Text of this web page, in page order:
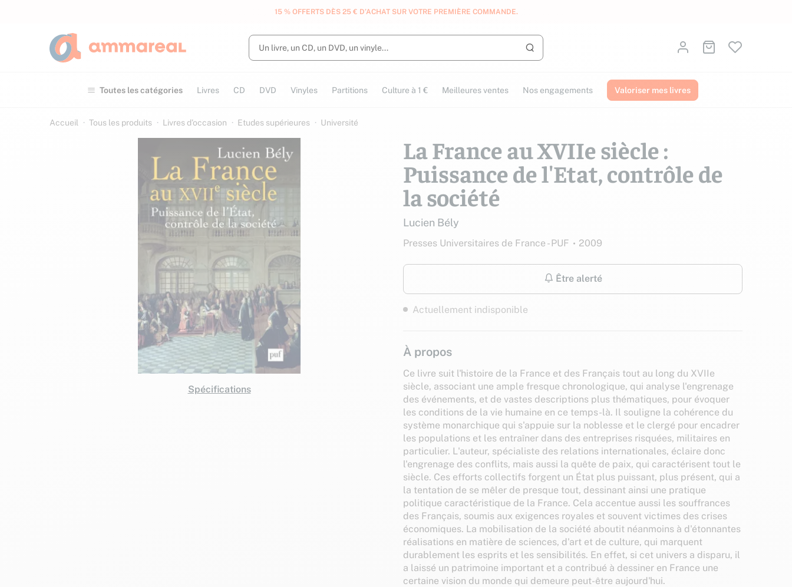
15 % OFFERTS DÈS 25 € D’ACHAT SUR VOTRE PREMIÈRE COMMANDE.
Lancer la recherche
Identifiez-vousAller au panier
Toutes les catégories Livres CD DVD Vinyles Partitions Culture à 1 € Meilleures ventes Nos engagements Valoriser mes livres
Accueil Tous les produits Livres d’occasion Etudes supérieures Université
Spécifications
La France au XVIIe siècle :
Puissance de l'Etat, contrôle de
la société
Lucien Bély
Presses Universitaires de France - PUF 2009
Être alerté
Actuellement indisponible
À propos
Ce livre suit l'histoire de la France et des Français tout au long du XVIIe
siècle, associant une ample fresque chronologique, qui analyse l'engrenage
des événements, et de vastes descriptions plus thématiques, pour évoquer
les conditions de la vie humaine en ce temps-là. Il souligne la cohérence du
système monarchique qui s'appuie sur la noblesse et le clergé pour encadrer
les populations et les entraîner dans des entreprises risquées, militaires en
particulier. L'auteur, spécialiste des relations internationales, éclaire donc
l'engrenage des conflits, mais aussi la quête de paix, qui caractérisent tout le
siècle. Ces efforts collectifs forgent un État plus puissant, plus présent, qui a
la tentation de se mêler de presque tout, dessinant ainsi une pratique
politique caractéristique de la France. Cela accentue aussi les souffrances
des Français, soumis aux exigences royales et souvent victimes des crises
économiques. La mobilisation de la société aboutit néanmoins à d'étonnantes
réalisations en matière de sciences, d'art et de culture, qui marquent
durablement les esprits et les sensibilités. En effet, si cet univers a disparu, il
a laissé un patrimoine important et a contribué à dessiner en France une
certaine vision du monde qui demeure peut-être aujourd'hui.